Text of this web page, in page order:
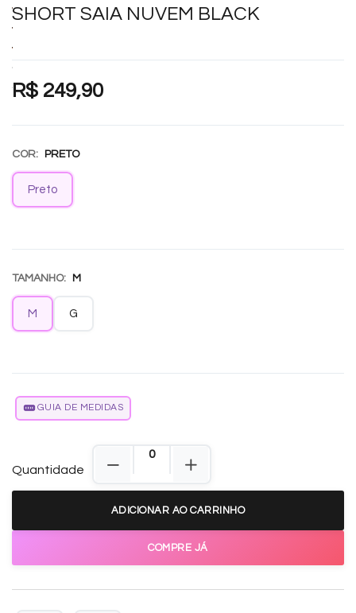
SHORT SAIA NUVEM BLACK
R$ 249,90
COR: PRETO
Preto
TAMANHO: M
M G
GUIA DE MEDIDAS
Quantidade
ADICIONAR AO CARRINHO
COMPRE JÁ